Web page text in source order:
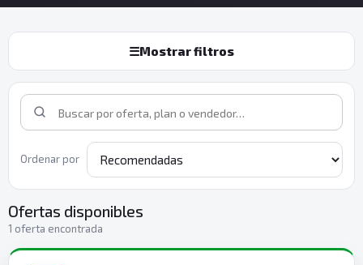
☰Mostrar filtros
Ordenar por
Ofertas disponibles
1 oferta encontrada